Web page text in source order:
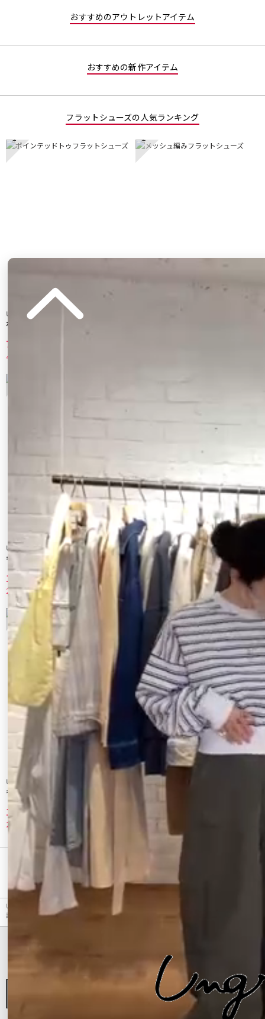
おすすめのアウトレットアイテム
おすすめの新作アイテム
フラットシューズの人気ランキング
1
Ungrid
ポインテッドトゥフラットシューズ
7,920 円
40%OFF
2
Ungrid
ギャザーフラットシューズ
11,440 円
20%OFF
Ungrid
スクエアトゥフラットシューズ
9,680 円
20%OFF
5
Ungrid
ギャザーフラットシューズ
10,560 円
20%OFF
Ungrid
20%OFF
最近チェックしたアイテム
Ungrid（アングリッド）のフラットシューズ、ギャザーフラットシューズのアウトレット商品
詳細情報。カラーはブラック、シルバーから選べます。